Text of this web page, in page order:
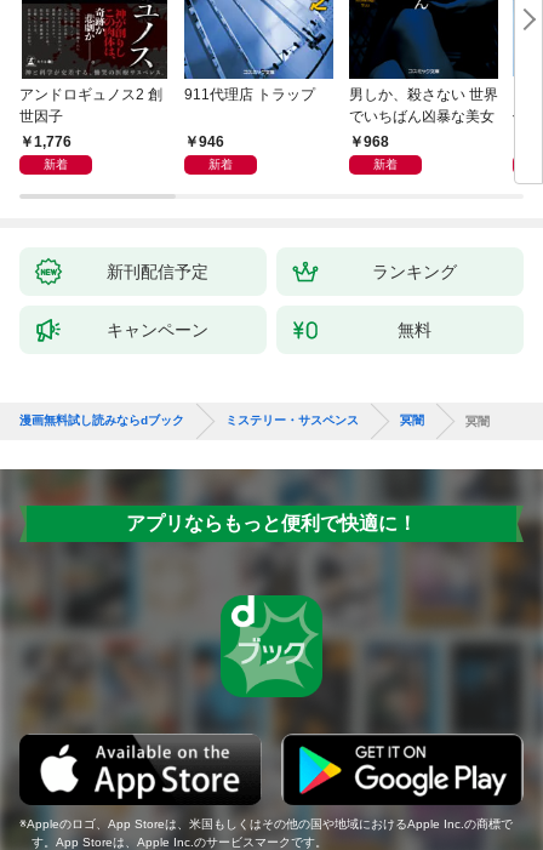
アンドロギュノス2 創
世因子
1,776
新着
911代理店 トラップ
946
新着
男しか、殺さない 世界
でいちばん凶暴な美女
968
新着
件
新刊配信予定 ランキング
キャンペーン 無料
漫画無料試し読みならdブック ミステリー・サスペンス 冥闇 冥闇
アプリならもっと便利で快適に！
Appleのロゴ、App Storeは、米国もしくはその他の国や地域におけるApple Inc.の商標で
す。App Storeは、Apple Inc.のサービスマークです。